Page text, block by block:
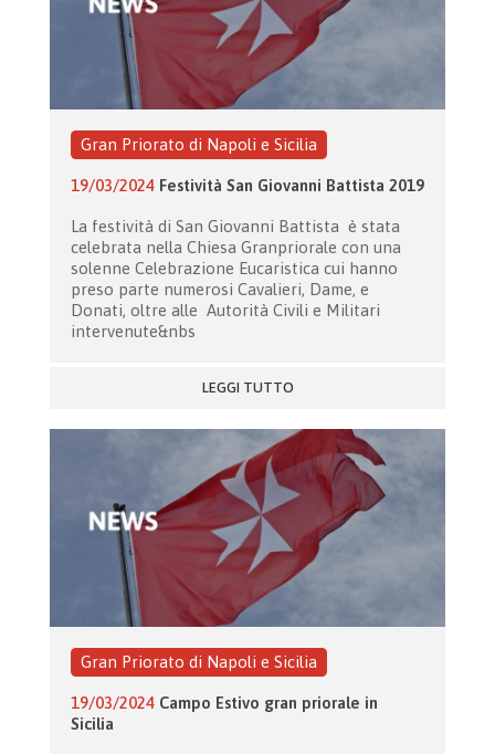
Gran Priorato di Napoli e Sicilia
19/03/2024 Festività San Giovanni Battista 2019
La festività di San Giovanni Battista è stata
celebrata nella Chiesa Granpriorale con una
solenne Celebrazione Eucaristica cui hanno
preso parte numerosi Cavalieri, Dame, e
Donati, oltre alle Autorità Civili e Militari
intervenute&nbs
LEGGI TUTTO
Gran Priorato di Napoli e Sicilia
19/03/2024 Campo Estivo gran priorale in
Sicilia